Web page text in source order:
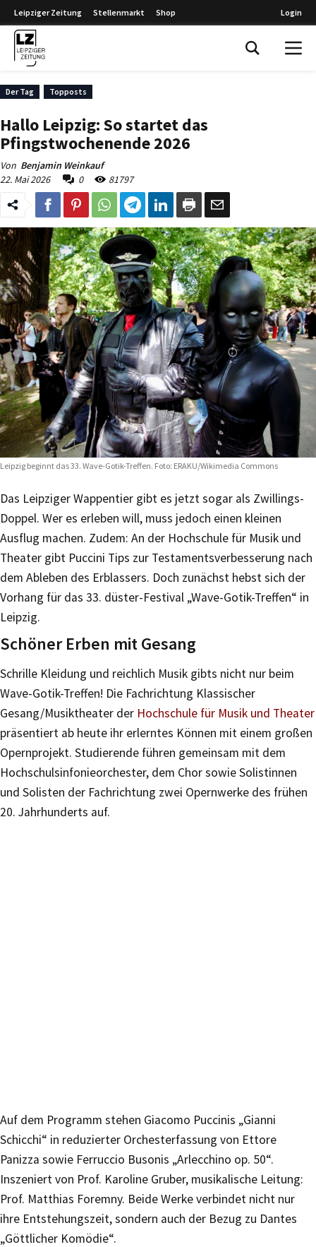
Leipziger Zeitung Stellenmarkt Shop Login
Der Tag Topposts
Hallo Leipzig: So startet das
Pfingstwochenende 2026
Von Benjamin Weinkauf
22. Mai 2026
0 81797
beginnt das 33. Wave-Gotik-Treffen. Foto: ERAKU/Wikimedia Commons
Das Leipziger Wappentier gibt es jetzt sogar als Zwillings-
Doppel. Wer es erleben will, muss jedoch einen kleinen
Ausflug machen. Zudem: An der Hochschule für Musik und
Theater gibt Puccini Tips zur Testamentsverbesserung nach
dem Ableben des Erblassers. Doch zunächst hebst sich der
Vorhang für das 33. düster-Festival „Wave-Gotik-Treffen“ in
Leipzig.
Schöner Erben mit Gesang
Schrille Kleidung und reichlich Musik gibts nicht nur beim
Wave-Gotik-Treffen! Die Fachrichtung Klassischer
Gesang/Musiktheater der Hochschule für Musik und Theater
präsentiert ab heute ihr erlerntes Können mit einem großen
Opernprojekt. Studierende führen gemeinsam mit dem
Hochschulsinfonieorchester, dem Chor sowie Solistinnen
und Solisten der Fachrichtung zwei Opernwerke des frühen
20. Jahrhunderts auf.
Auf dem Programm stehen Giacomo Puccinis „Gianni
Schicchi“ in reduzierter Orchesterfassung von Ettore
Panizza sowie Ferruccio Busonis „Arlecchino op. 50“.
Inszeniert von Prof. Karoline Gruber, musikalische Leitung:
Prof. Matthias Foremny. Beide Werke verbindet nicht nur
ihre Entstehungszeit, sondern auch der Bezug zu Dantes
„Göttlicher Komödie“.